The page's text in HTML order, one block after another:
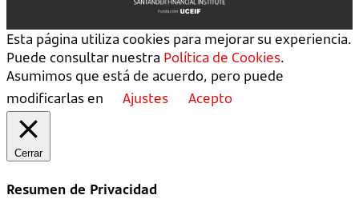
Esta página utiliza cookies para mejorar su experiencia.
Puede consultar nuestra Política de Cookies.
Asumimos que está de acuerdo, pero puede
modificarlas en
Ajustes Acepto
Cerrar
Resumen de Privacidad